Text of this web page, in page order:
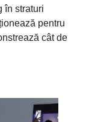
în straturi
pentru
cât de